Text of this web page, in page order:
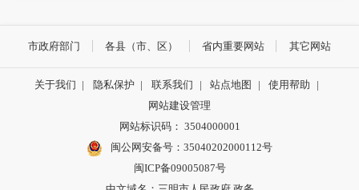
市政府部门 各县（市、区） 省内重要网站 其它网站
关于我们 | 隐私保护 | 联系我们 | 站点地图 | 使用帮助
|
网站建设管理
网站标识码： 3504000001
闽公网安备号：35040202000112号
闽ICP备09005087号